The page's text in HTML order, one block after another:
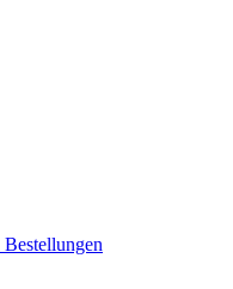
Bestellungen